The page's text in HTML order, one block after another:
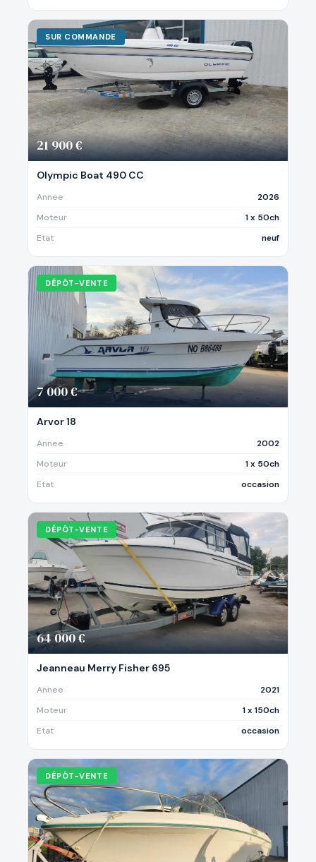
SUR COMMANDE
21 900 €
Olympic Boat 490 CC
Annee
2026
Moteur
1 x 50ch
Etat
neuf
DÉPÔT-VENTE
7 000 €
Arvor 18
Annee
2002
Moteur
1 x 50ch
Etat
occasion
DÉPÔT-VENTE
64 000 €
Jeanneau Merry Fisher 695
Annee
2021
Moteur
1 x 150ch
Etat
occasion
DÉPÔT-VENTE